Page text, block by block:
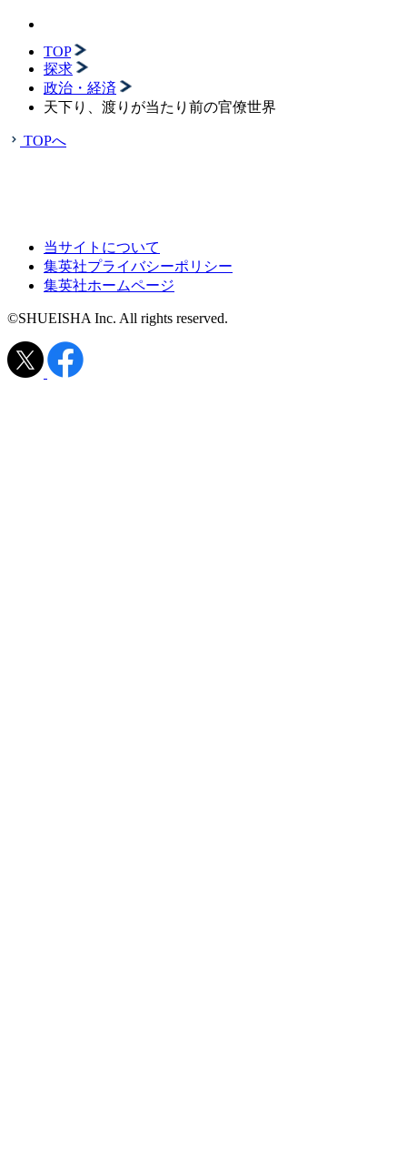
TOP
探求
政治・経済
天下り、渡りが当たり前の官僚世界
TOPへ
当サイトについて
集英社プライバシーポリシー
集英社ホームページ
©SHUEISHA Inc. All rights reserved.